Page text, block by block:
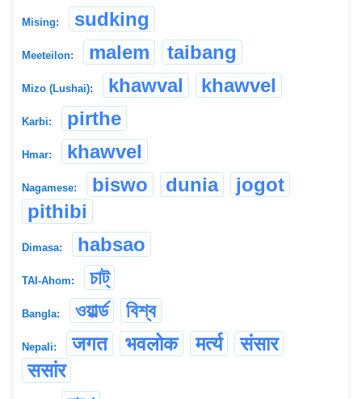
Mising: sudking
Meeteilon: malem taibang
Mizo (Lushai): khawval khawvel
Karbi: pirthe
Hmar: khawvel
Nagamese: biswo dunia
jogot
pithibi
Dimasa: habsao
TAI-Ahom: চাট্
Bangla: ওয়ার্ল্ড বিশ্ব
Nepali: जगत भवलोक मर्त्य
संसार
ससांर